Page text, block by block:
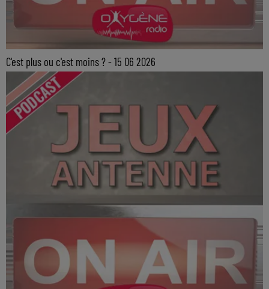
C'est plus ou c'est moins ? - 15 06 2026